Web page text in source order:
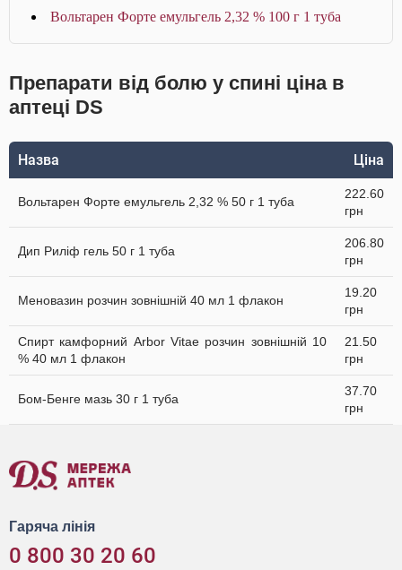
Вольтарен Форте емульгель 2,32 % 100 г 1 туба
Препарати від болю у спині ціна в
аптеці DS
Назва Ціна
Вольтарен Форте емульгель 2,32 % 50 г 1 туба
222.60
грн
Дип Риліф гель 50 г 1 туба
206.80
грн
Меновазин розчин зовнішній 40 мл 1 флакон
19.20
грн
Спирт камфорний Arbor Vitae розчин зовнішній 10
% 40 мл 1 флакон
21.50
грн
Бом-Бенге мазь 30 г 1 туба
37.70
грн
Гаряча лінія
0 800 30 20 60